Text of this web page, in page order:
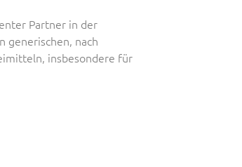
Partner in der
generischen, nach
insbesondere für